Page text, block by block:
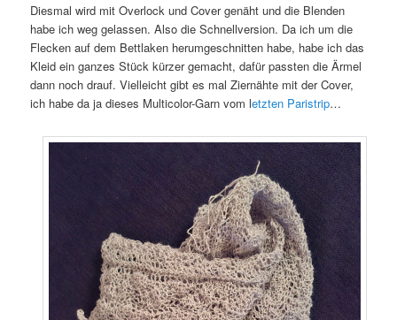
Diesmal wird mit Overlock und Cover genäht und die Blenden
habe ich weg gelassen. Also die Schnellversion. Da ich um die
Flecken auf dem Bettlaken herumgeschnitten habe, habe ich das
Kleid ein ganzes Stück kürzer gemacht, dafür passten die Ärmel
dann noch drauf. Vielleicht gibt es mal Ziernähte mit der Cover,
ich habe da ja dieses Multicolor-Garn vom letzten Paristrip…